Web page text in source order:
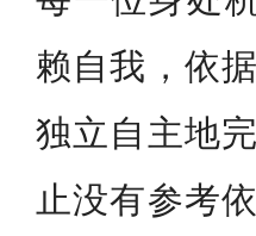
赖自我，依
独立自主地
止没有参考